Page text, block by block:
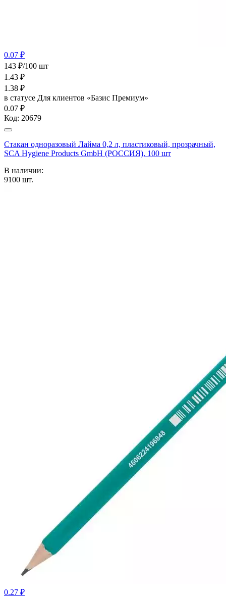
0.07 ₽
143 ₽/100 шт
1.43 ₽
1.38 ₽
в статусе Для клиентов «Базис Премиум»
0.07 ₽
Код: 20679
Стакан одноразовый Лайма 0,2 л, пластиковый, прозрачный,
SCA Hygiene Products GmbH (РОССИЯ), 100 шт
В наличии:
9100 шт.
0.27 ₽